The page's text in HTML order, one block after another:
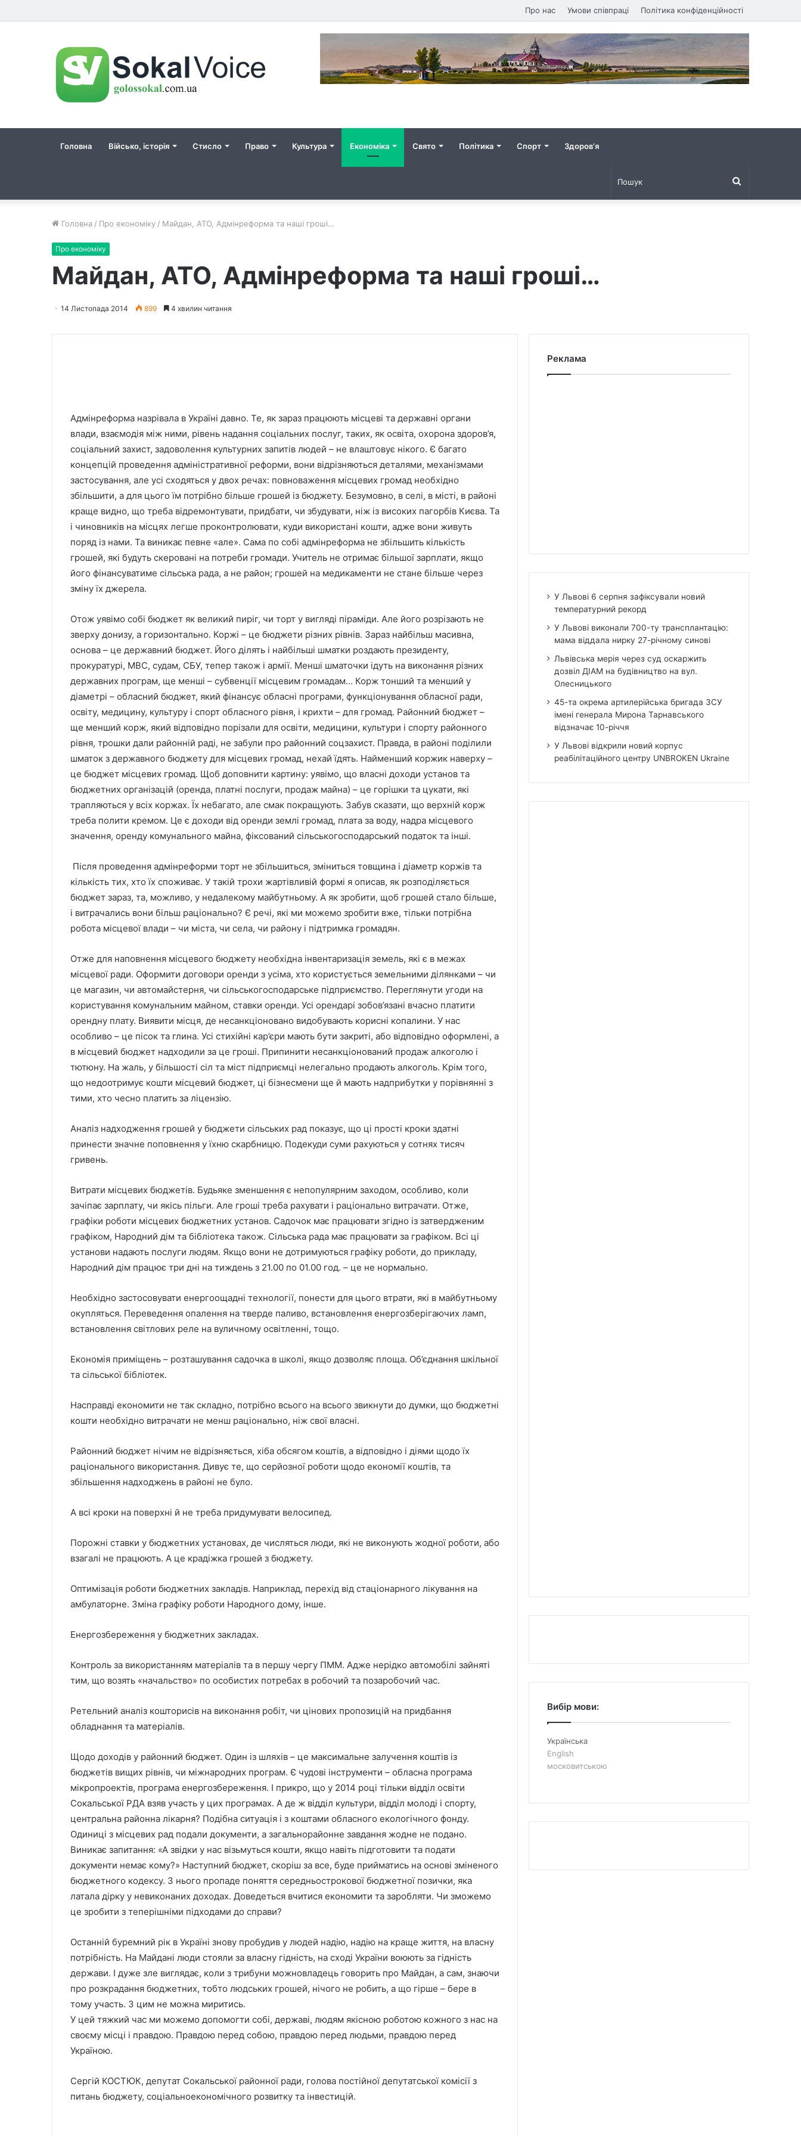
Про нас Умови співпраці Політика конфіденційності
Головна Військо, історія Стисло Право Культура Економіка Свято Політика Спорт Здоров’я
Головна / Про економіку / Майдан, АТО, Адмінреформа та наші гроші…
Про економіку
Майдан, АТО, Адмінреформа та наші гроші…
14 Листопада 2014 899 4 хвилин читання
Адмінреформа назрівала в Україні давно. Те, як зараз працюють місцеві та державні органи
влади, взаємодія між ними, рівень надання соціальних послуг, таких, як освіта, охорона здоров’я,
соціальний захист, задоволення культурних запитів людей – не влаштовує нікого. Є багато
концепцій проведення адміністративної реформи, вони відрізняються деталями, механізмами
застосування, але усі сходяться у двох речах: повноваження місцевих громад необхідно
збільшити, а для цього їм потрібно більше грошей із бюджету. Безумовно, в селі, в місті, в районі
краще видно, що треба відремонтувати, придбати, чи збудувати, ніж із високих пагорбів Києва. Та
і чиновників на місцях легше проконтролювати, куди використані кошти, адже вони живуть
поряд із нами. Та виникає певне «але». Сама по собі адмінреформа не збільшить кількість
грошей, які будуть скеровані на потреби громади. Учитель не отримає більшої зарплати, якщо
його фінансуватиме сільська рада, а не район; грошей на медикаменти не стане більше через
зміну їх джерела.
Отож уявімо собі бюджет як великий пиріг, чи торт у вигляді піраміди. Але його розрізають не
зверху донизу, а горизонтально. Коржі – це бюджети різних рівнів. Зараз найбільш масивна,
основа – це державний бюджет. Його ділять і найбільші шматки роздають президенту,
прокуратурі, МВС, судам, СБУ, тепер також і армії. Менші шматочки ідуть на виконання різних
державних програм, ще менші – субвенції місцевим громадам… Корж тонший та менший у
діаметрі – обласний бюджет, який фінансує обласні програми, функціонування обласної ради,
освіту, медицину, культуру і спорт обласного рівня, і крихти – для громад. Районний бюджет –
ще менший корж, який відповідно порізали для освіти, медицини, культури і спорту районного
рівня, трошки дали районній раді, не забули про районний соцзахист. Правда, в районі поділили
шматок з державного бюджету для місцевих громад, нехай їдять. Найменший коржик наверху –
це бюджет місцевих громад. Щоб доповнити картину: уявімо, що власні доходи установ та
бюджетних організацій (оренда, платні послуги, продаж майна) – це горішки та цукати, які
трапляються у всіх коржах. Їх небагато, але смак покращують. Забув сказати, що верхній корж
треба полити кремом. Це є доходи від оренди землі громад, плата за воду, надра місцевого
значення, оренду комунального майна, фіксований сільськогосподарський податок та інші.
Після проведення адмінреформи торт не збільшиться, зміниться товщина і діаметр коржів та
кількість тих, хто їх споживає. У такій трохи жартівливій формі я описав, як розподіляється
бюджет зараз, та, можливо, у недалекому майбутньому. А як зробити, щоб грошей стало більше,
і витрачались вони більш раціонально? Є речі, які ми можемо зробити вже, тільки потрібна
робота місцевої влади – чи міста, чи села, чи району і підтримка громадян.
Отже для наповнення місцевого бюджету необхідна інвентаризація земель, які є в межах
місцевої ради. Оформити договори оренди з усіма, хто користується земельними ділянками – чи
це магазин, чи автомайстерня, чи сільськогосподарське підприємство. Переглянути угоди на
користування комунальним майном, ставки оренди. Усі орендарі зобов’язані вчасно платити
орендну плату. Виявити місця, де несанкціоновано видобувають корисні копалини. У нас
особливо – це пісок та глина. Усі стихійні кар’єри мають бути закриті, або відповідно оформлені, а
в місцевий бюджет надходили за це гроші. Припинити несанкціонований продаж алкоголю і
тютюну. На жаль, у більшості сіл та міст підприємці нелегально продають алкоголь. Крім того,
що недоотримує кошти місцевий бюджет, ці бізнесмени ще й мають надприбутки у порівнянні з
тими, хто чесно платить за ліцензію.
Аналіз надходження грошей у бюджети сільських рад показує, що ці прості кроки здатні
принести значне поповнення у їхню скарбницю. Подекуди суми рахуються у сотнях тисяч
гривень.
Витрати місцевих бюджетів. Будьяке зменшення є непопулярним заходом, особливо, коли
зачіпає зарплату, чи якісь пільги. Але гроші треба рахувати і раціонально витрачати. Отже,
графіки роботи місцевих бюджетних установ. Садочок має працювати згідно із затвердженим
графіком, Народний дім та бібліотека також. Сільська рада має працювати за графіком. Всі ці
установи надають послуги людям. Якщо вони не дотримуються графіку роботи, до прикладу,
Народний дім працює три дні на тиждень з 21.00 по 01.00 год. – це не нормально.
Необхідно застосовувати енергоощадні технології, понести для цього втрати, які в майбутньому
окупляться. Переведення опалення на тверде паливо, встановлення енергозберігаючих ламп,
встановлення світлових реле на вуличному освітленні, тощо.
Економія приміщень – розташування садочка в школі, якщо дозволяє площа. Об’єднання шкільної
та сільської бібліотек.
Насправді економити не так складно, потрібно всього на всього звикнути до думки, що бюджетні
кошти необхідно витрачати не менш раціонально, ніж свої власні.
Районний бюджет нічим не відрізняється, хіба обсягом коштів, а відповідно і діями щодо їх
раціонального використання. Дивує те, що серйозної роботи щодо економії коштів, та
збільшення надходжень в районі не було.
А всі кроки на поверхні й не треба придумувати велосипед.
Порожні ставки у бюджетних установах, де числяться люди, які не виконують жодної роботи, або
взагалі не працюють. А це крадіжка грошей з бюджету.
Оптимізація роботи бюджетних закладів. Наприклад, перехід від стаціонарного лікування на
амбулаторне. Зміна графіку роботи Народного дому, інше.
Енергозбереження у бюджетних закладах.
Контроль за використанням матеріалів та в першу чергу ПММ. Адже нерідко автомобілі зайняті
тим, що возять «начальство» по особистих потребах в робочий та позаробочий час.
Ретельний аналіз кошторисів на виконання робіт, чи цінових пропозицій на придбання
обладнання та матеріалів.
Щодо доходів у районний бюджет. Один із шляхів – це максимальне залучення коштів із
бюджетів вищих рівнів, чи міжнародних програм. Є чудові інструменти – обласна програма
мікропроектів, програма енергозбереження. І прикро, що у 2014 році тільки відділ освіти
Сокальської РДА взяв участь у цих програмах. А де ж відділ культури, відділ молоді і спорту,
центральна районна лікарня? Подібна ситуація і з коштами обласного екологічного фонду.
Одиниці з місцевих рад подали документи, а загальнорайонне завдання жодне не подано.
Виникає запитання: «А звідки у нас візьмуться кошти, якщо навіть підготовити та подати
документи немає кому?» Наступний бюджет, скоріш за все, буде прийматись на основі зміненого
бюджетного кодексу. З нього пропаде поняття середньострокової бюджетної позички, яка
латала дірку у невиконаних доходах. Доведеться вчитися економити та заробляти. Чи зможемо
це зробити з теперішніми підходами до справи?
Останній буремний рік в Україні знову пробудив у людей надію, надію на краще життя, на власну
потрібність. На Майдані люди стояли за власну гідність, на сході України воюють за гідність
держави. І дуже зле виглядає, коли з трибуни можновладець говорить про Майдан, а сам, знаючи
про розкрадання бюджетних, тобто людських грошей, нічого не робить, а що гірше – бере в
тому участь. З цим не можна миритись.
У цей тяжкий час ми можемо допомогти собі, державі, людям якісною роботою кожного з нас на
своєму місці і правдою. Правдою перед собою, правдою перед людьми, правдою перед
Україною.
Сергій КОСТЮК, депутат Сокальської районної ради, голова постійної депутатської комісії з
питань бюджету, соціальноекономічного розвитку та інвестицій.
трансплантацію: мама віддала нирку
27-річному синові
Реклама
У Львові 6 серпня зафіксували новий
температурний рекорд
У Львові виконали 700-ту трансплантацію:
мама віддала нирку 27-річному синові
Львівська мерія через суд оскаржить
дозвіл ДІАМ на будівництво на вул.
Олесницького
45-та окрема артилерійська бригада ЗСУ
імені генерала Мирона Тарнавського
відзначає 10-річчя
У Львові відкрили новий корпус
реабілітаційного центру UNBROKEN Ukraine
Вибір мови:
Українська
English
московитською